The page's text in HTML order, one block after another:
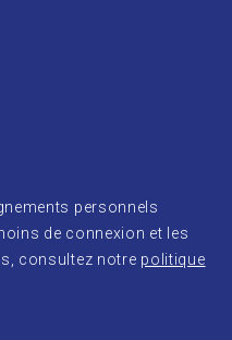
personnels
de connexion et les
consultez notre politique